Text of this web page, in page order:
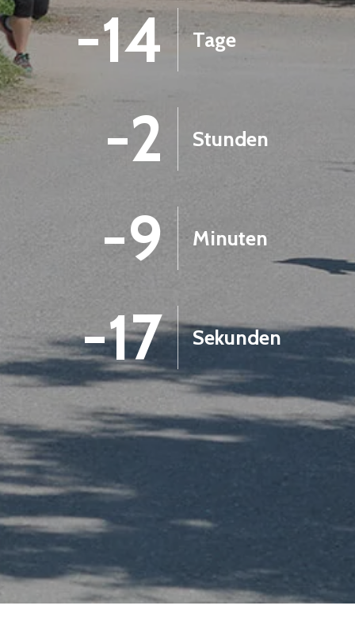
-14 Tage
-2 Stunden
-9 Minuten
-18 Sekunden